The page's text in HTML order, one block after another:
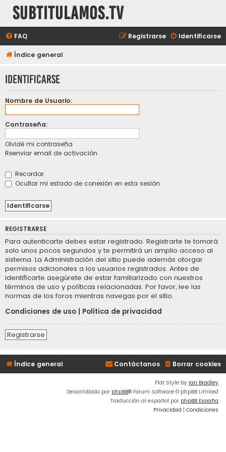
subtitulamos.tv
FAQ Identificarse
Registrarse
Índice general
Identificarse
Nombre de Usuario:
Contraseña:
Olvidé mi contraseña
Reenviar email de activación
Recordar
Ocultar mi estado de conexión en esta sesión
REGISTRARSE
Para autenticarte debes estar registrado. Registrarte te tomará
solo unos pocos segundos y te permitirá un amplio acceso al
sistema. La Administración del sitio puede además otorgar
permisos adicionales a los usuarios registrados. Antes de
identificarte asegúrete de estar familiarizado con nuestros
términos de uso y políticas relacionadas. Por favor, lee las
normas de los foros mientras navegas por el sitio.
Condiciones de uso
Política de privacidad
Registrarse
Índice general Borrar cookies
Contáctanos
Flat Style by Ian Bradley
Desarrollado por phpBB® Forum Software © phpBB Limited
Traducción al español por phpBB España
Privacidad | Condiciones